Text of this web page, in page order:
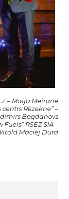
– Maija Meirāne
Rēzekne” –
Bogdanovs
RSEZ SIA –
Maciej Dura